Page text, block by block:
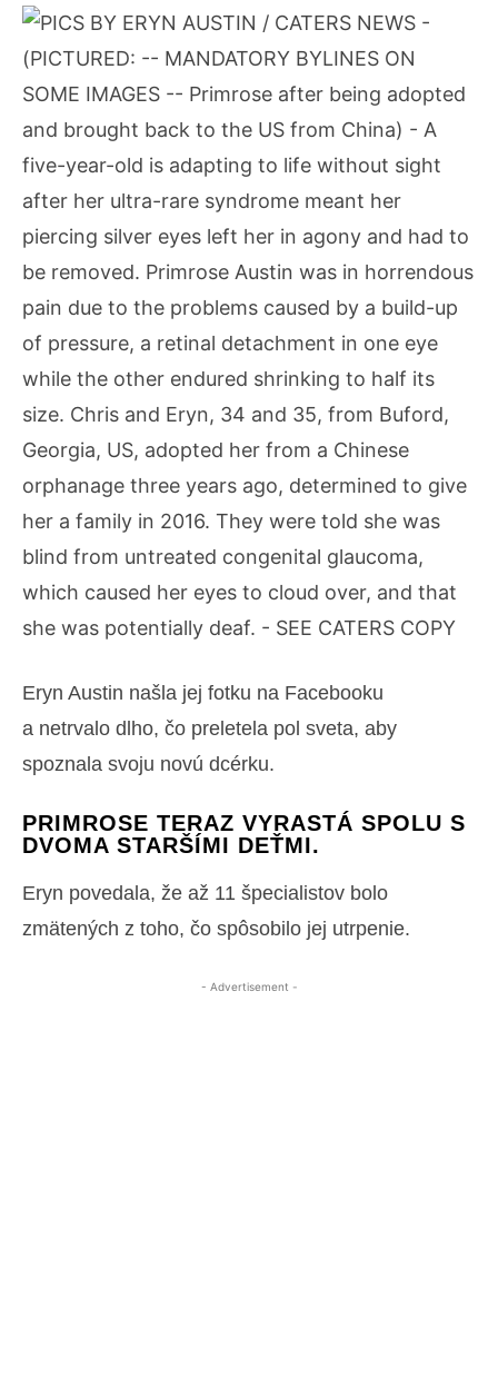
Eryn Austin našla jej fotku na Facebooku
a netrvalo dlho, čo preletela pol sveta, aby
spoznala svoju novú dcérku.
PRIMROSE TERAZ VYRASTÁ SPOLU S
DVOMA STARŠÍMI DEŤMI.
Eryn povedala, že až 11 špecialistov bolo
zmätených z toho, čo spôsobilo jej utrpenie.
- Advertisement -